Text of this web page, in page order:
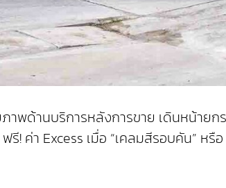
าพด้านบริการหลังการขาย เดินหน้า
! ค่า Excess เมื่อ “เคลมสีรอบคัน” ห